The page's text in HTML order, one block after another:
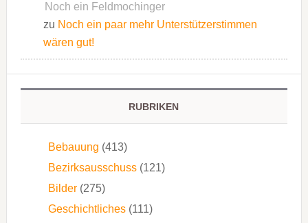
Noch ein Feldmochinger
zu Noch ein paar mehr Unterstützerstimmen
wären gut!
RUBRIKEN
Bebauung (413)
Bezirksausschuss(121)
Bilder(275)
Geschichtliches(111)